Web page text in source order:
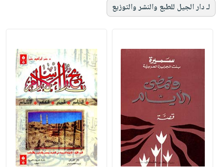
لـ دار الجيل للطبع والنشر والتوزيع